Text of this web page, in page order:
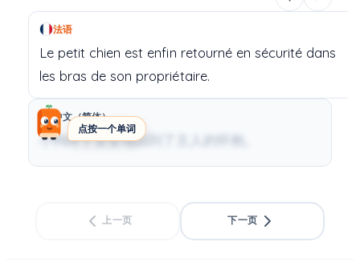
点按一个单词
法语
Le petit chien est enfin retourné en sécurité dans
les bras de son propriétaire.
中文（简体）
小狗终于安全地回到了主人的怀抱。
上一页 下一页